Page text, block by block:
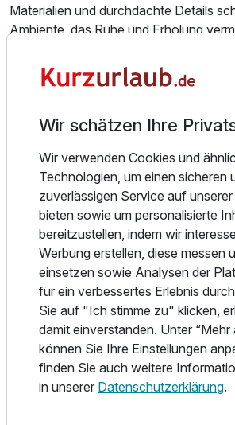
Materialien und durchdachte Details
Ambiente, das Ruhe und Erholung
kostenfreies WLAN sowie eine
schallgeschützten Fenster lässt sich
Essen und Trinken
Das Frühstück wird täglich im Hotel
serviert, das nur wenige Gehminuten
Rabe entfernt liegt. In modernem
historischer Fassade erwartet Gäste ein
abwechslungsreiches
genussvollen Start in den Tag. Für den
sich ein Besuch im Restaurant MEAT
Straße 5 – direkt im Hotel Stadt
hochwertige Speisen im BBQ-Style
Ambiente im Mittelpunkt.
Wellness & Freizeit
Sport und Fitness, egal ob drinnen und
Wir schätzen Ihre
Wir verwenden Cookies und
Technologien, um einen sicheren
zuverlässigen Service auf
bieten sowie um personalisierte
bereitzustellen, indem wir
Werbung erstellen, diese messen
einsetzen sowie Analysen der
für ein verbessertes Erlebnis
Sie auf "Ich stimme zu" klicken,
damit einverstanden. Unter “Mehr
können Sie Ihre Einstellungen
finden Sie auch weitere
in unserer Datenschutzerklärung.